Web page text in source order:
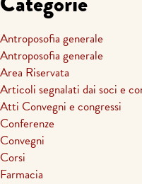
Antroposofia generale
Antroposofia generale
Area Riservata
Articoli segnalati dai soci e
Atti Convegni e congressi
Conferenze
Convegni
Corsi
Farmacia